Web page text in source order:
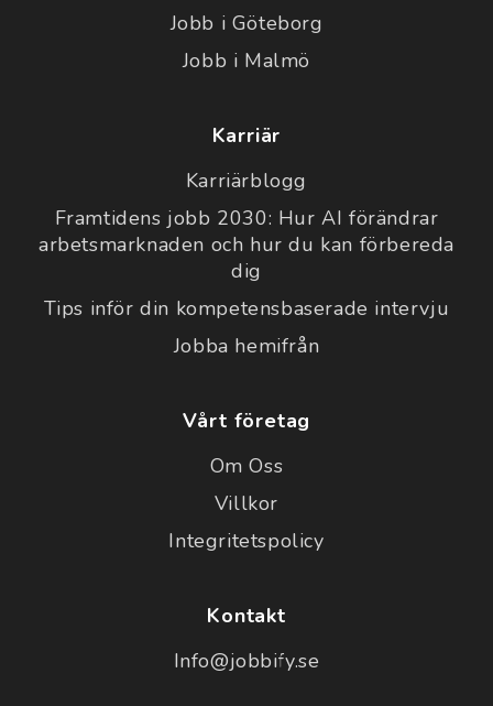
Jobb i Göteborg
Jobb i Malmö
Karriär
Karriärblogg
Framtidens jobb 2030: Hur AI förändrar
arbetsmarknaden och hur du kan förbereda
dig
Tips inför din kompetensbaserade intervju
Jobba hemifrån
Vårt företag
Om Oss
Villkor
Integritetspolicy
Kontakt
Info@jobbify.se